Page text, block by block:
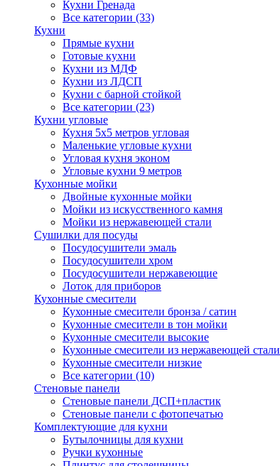
Кухни Гренада
Все категории (33)
Кухни
Прямые кухни
Готовые кухни
Кухни из МДФ
Кухни из ЛДСП
Кухни с барной стойкой
Все категории (23)
Кухни угловые
Кухня 5х5 метров угловая
Маленькие угловые кухни
Угловая кухня эконом
Угловые кухни 9 метров
Кухонные мойки
Двойные кухонные мойки
Мойки из искусственного камня
Мойки из нержавеющей стали
Сушилки для посуды
Посудосушители эмаль
Посудосушители хром
Посудосушители нержавеющие
Лоток для приборов
Кухонные смесители
Кухонные смесители бронза / сатин
Кухонные смесители в тон мойки
Кухонные смесители высокие
Кухонные смесители из нержавеющей стали
Кухонные смесители низкие
Все категории (10)
Стеновые панели
Стеновые панели ДСП+пластик
Стеновые панели с фотопечатью
Комплектующие для кухни
Бутылочницы для кухни
Ручки кухонные